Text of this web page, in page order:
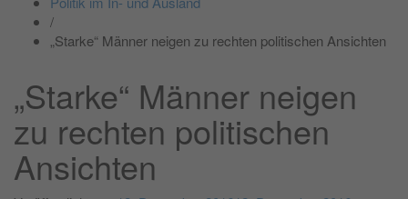
/
„Starke“ Männer neigen zu rechten politischen Ansichten
„Starke“ Männer neigen
zu rechten politischen
Ansichten